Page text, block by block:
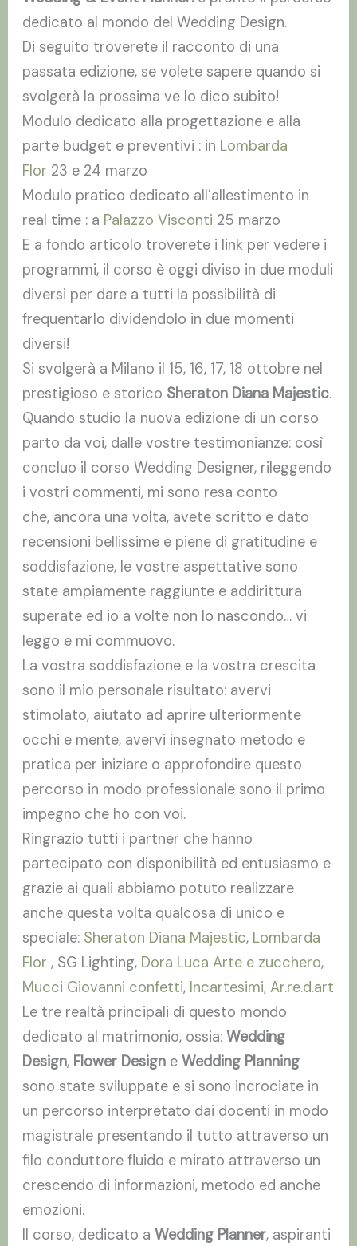
dedicato al mondo del Wedding Design.
Di seguito troverete il racconto di una
passata edizione, se volete sapere quando si
svolgerà la prossima ve lo dico subito!
Modulo dedicato alla progettazione e alla
parte budget e preventivi : in Lombarda
Flor 23 e 24 marzo
Modulo pratico dedicato all’allestimento in
real time : a Palazzo Visconti 25 marzo
E a fondo articolo troverete i link per vedere i
programmi, il corso è oggi diviso in due moduli
diversi per dare a tutti la possibilità di
frequentarlo dividendolo in due momenti
diversi!
Si svolgerà a Milano il 15, 16, 17, 18 ottobre nel
prestigioso e storico Sheraton Diana Majestic.
Quando studio la nuova edizione di un corso
parto da voi, dalle vostre testimonianze: così
concluo il corso Wedding Designer, rileggendo
i vostri commenti, mi sono resa conto
che, ancora una volta, avete scritto e dato
recensioni bellissime e piene di gratitudine e
soddisfazione, le vostre aspettative sono
state ampiamente raggiunte e addirittura
superate ed io a volte non lo nascondo… vi
leggo e mi commuovo.
La vostra soddisfazione e la vostra crescita
sono il mio personale risultato: avervi
stimolato, aiutato ad aprire ulteriormente
occhi e mente, avervi insegnato metodo e
pratica per iniziare o approfondire questo
percorso in modo professionale sono il primo
impegno che ho con voi.
Ringrazio tutti i partner che hanno
partecipato con disponibilità ed entusiasmo e
grazie ai quali abbiamo potuto realizzare
anche questa volta qualcosa di unico e
speciale: Sheraton Diana Majestic, Lombarda
Flor, SG Lighting, Dora Luca Arte e zucchero,
Mucci Giovanni confetti, Incartesimi, Ar.re.d.art
Le tre realtà principali di questo mondo
dedicato al matrimonio, ossia:Wedding
Design, Flower Design eWedding Planning
sono state sviluppate e si sono incrociate in
un percorso interpretato dai docenti in modo
magistrale presentando il tutto attraverso un
filo conduttore fluido e mirato attraverso un
crescendo di informazioni, metodo ed anche
emozioni.
Il corso, dedicato aWedding Planner, aspiranti